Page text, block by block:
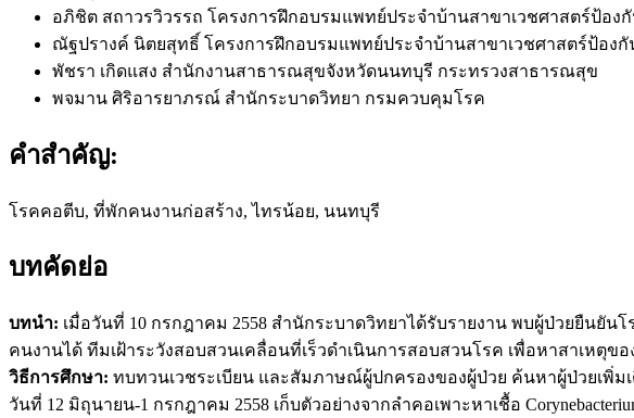
อภิชิต สถาวรวิวรรถ โครงการฝึกอบรมแพทย์ประจำบ้านสาขาเวชศาสตร์ป้อ
ณัฐปรางค์ นิตยสุทธิ์ โครงการฝึกอบรมแพทย์ประจำบ้านสาขาเวชศาสตร์ป้อ
พัชรา เกิดแสง สำนักงานสาธารณสุขจังหวัดนนทบุรี กระทรวงสาธารณสุข
พจมาน ศิริอารยาภรณ์ สำนักระบาดวิทยา กรมควบคุมโรค
คำสำคัญ:
โรคคอตีบ, ที่พักคนงานก่อสร้าง, ไทรน้อย, นนทบุรี
บทคัดย่อ
บทนำ: เมื่อวันที่ 10 กรกฎาคม 2558 สำนักระบาดวิทยาได้รับรายงาน พบผู้ป่วยยืนยั
คนงานได้ ทีมเฝ้าระวังสอบสวนเคลื่อนที่เร็วดำเนินการสอบสวนโรค เพื่อหาสาเห
วิธีการศึกษา: ทบทวนเวชระเบียน และสัมภาษณ์ผู้ปกครองของผู้ป่วย ค้นหาผู้ป่วยเพิ่
วันที่ 12 มิถุนายน-1 กรกฎาคม 2558 เก็บตัวอย่างจากลำคอเพาะหาเชื้อ